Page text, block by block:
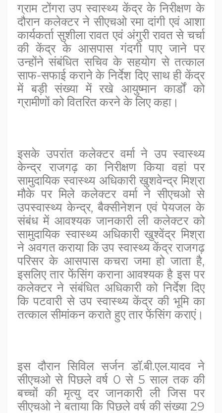
ग्राम टोंगरा उप स्वास्थ्य केंद्र के निरीक्षण के
दौरान कलेक्टर ने सीएचओ रमा दांगी एवं आशा
कार्यकर्ता सुशीला रावत एवं अंगुरी रावत से चर्चा
की केंद्र के आसपास गंदगी पाए जाने पर
उन्होंने संबंधित सचिव के सहयोग से तत्काल
साफ-सफाई कराने के निर्देश दिए साथ ही केंद्र
में बड़ी संख्या में रखे आयुष्मान कार्डों को
ग्रामीणों को वितरित करने के लिए कहा।
इसके उपरांत कलेक्टर वर्मा ने उप स्वास्थ्य
केन्द्र राजगढ़ का निरीक्षण किया वहां पर
सामुदायिक स्वास्थ्य अधिकारी खुशवेन्द्र मिश्रा
मौके पर मिले कलेक्टर वर्मा ने सीएचओ से
उपस्वास्थ्य केन्द्र, बैक्सीनेशन एवं पेयजल के
संबंध में आवश्यक जानकारी ली कलेक्टर को
सामुदायिक स्वास्थ्य अधिकारी खुश्वेंद्र मिश्रा
ने अवगत कराया कि उप स्वास्थ्य केंद्र राजगढ़
परिसर के आसपास कचरा जमा हो जाता है,
इसलिए तार फेंसिंग कराना आवश्यक है इस पर
कलेक्टर ने संबंधित अधिकारी को निर्देश दिए
कि पटवारी से उप स्वास्थ्य केंद्र की भूमि का
तत्काल सीमांकन कराते हुए तार फेंसिंग कराएं।
इस दौरान सिविल सर्जन डॉ.बी.एल.यादव ने
सीएचओ से पिछले वर्ष 0 से 5 साल तक की
बच्चों की मृत्यु दर जानकारी ली जिस पर
सीएचओ ने बताया कि पिछले वर्ष की संख्या 29